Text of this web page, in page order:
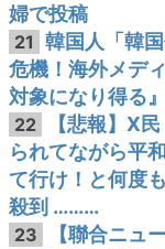
婦で投稿
21
韓国人「韓
危機！海外メデ
対象になり得る
22
【悲報】X
られてながら平
て行け！と何度
殺到 ………
23
【聯合ニ